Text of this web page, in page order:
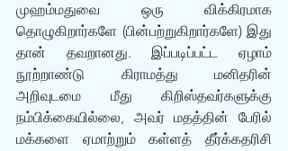
முஹம்மதுவை ஒரு விக்கிரமாக
தொழுகிறார்களே (பின்பற்றுகிறார்களே) இது
தான் தவறானது. இப்படிப்பட்ட ஏழாம்
நூற்றாண்டு கிராமத்து மனிதரின்
அறிவுடமை மீது கிறிஸ்தவர்களுக்கு
நம்பிக்கையில்லை, அவர் மதத்தின் பேரில்
மக்களை ஏமாற்றும் கள்ளத் தீர்க்கதரிசி